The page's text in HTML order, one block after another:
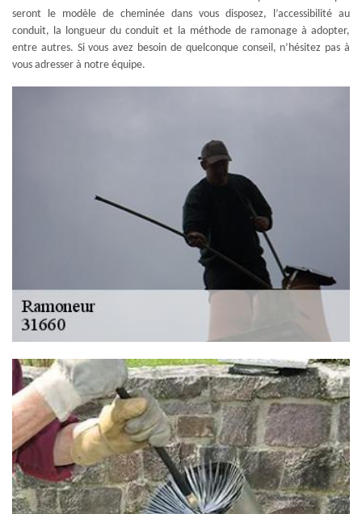
seront le modèle de cheminée dans vous disposez, l’accessibilité au
conduit, la longueur du conduit et la méthode de ramonage à adopter,
entre autres. Si vous avez besoin de quelconque conseil, n’hésitez pas à
vous adresser à notre équipe.